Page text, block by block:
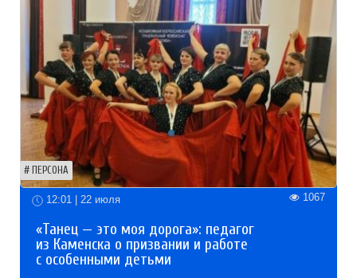
ПЕРСОНА
12:01 | 22 июля 1067
«Танец — это моя дорога»: педагог
из Каменска о призвании и работе
с особенными детьми